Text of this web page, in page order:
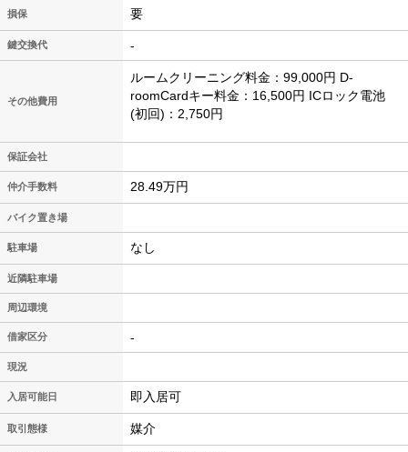
損保 要
鍵交換代 -
その他費用
ルームクリーニング料金：99,000円 D-
roomCardキー料金：16,500円 ICロック電池
(初回)：2,750円
保証会社
仲介手数料 28.49万円
バイク置き場
駐車場 なし
近隣駐車場
周辺環境
借家区分 -
現況
入居可能日 即入居可
取引態様 媒介